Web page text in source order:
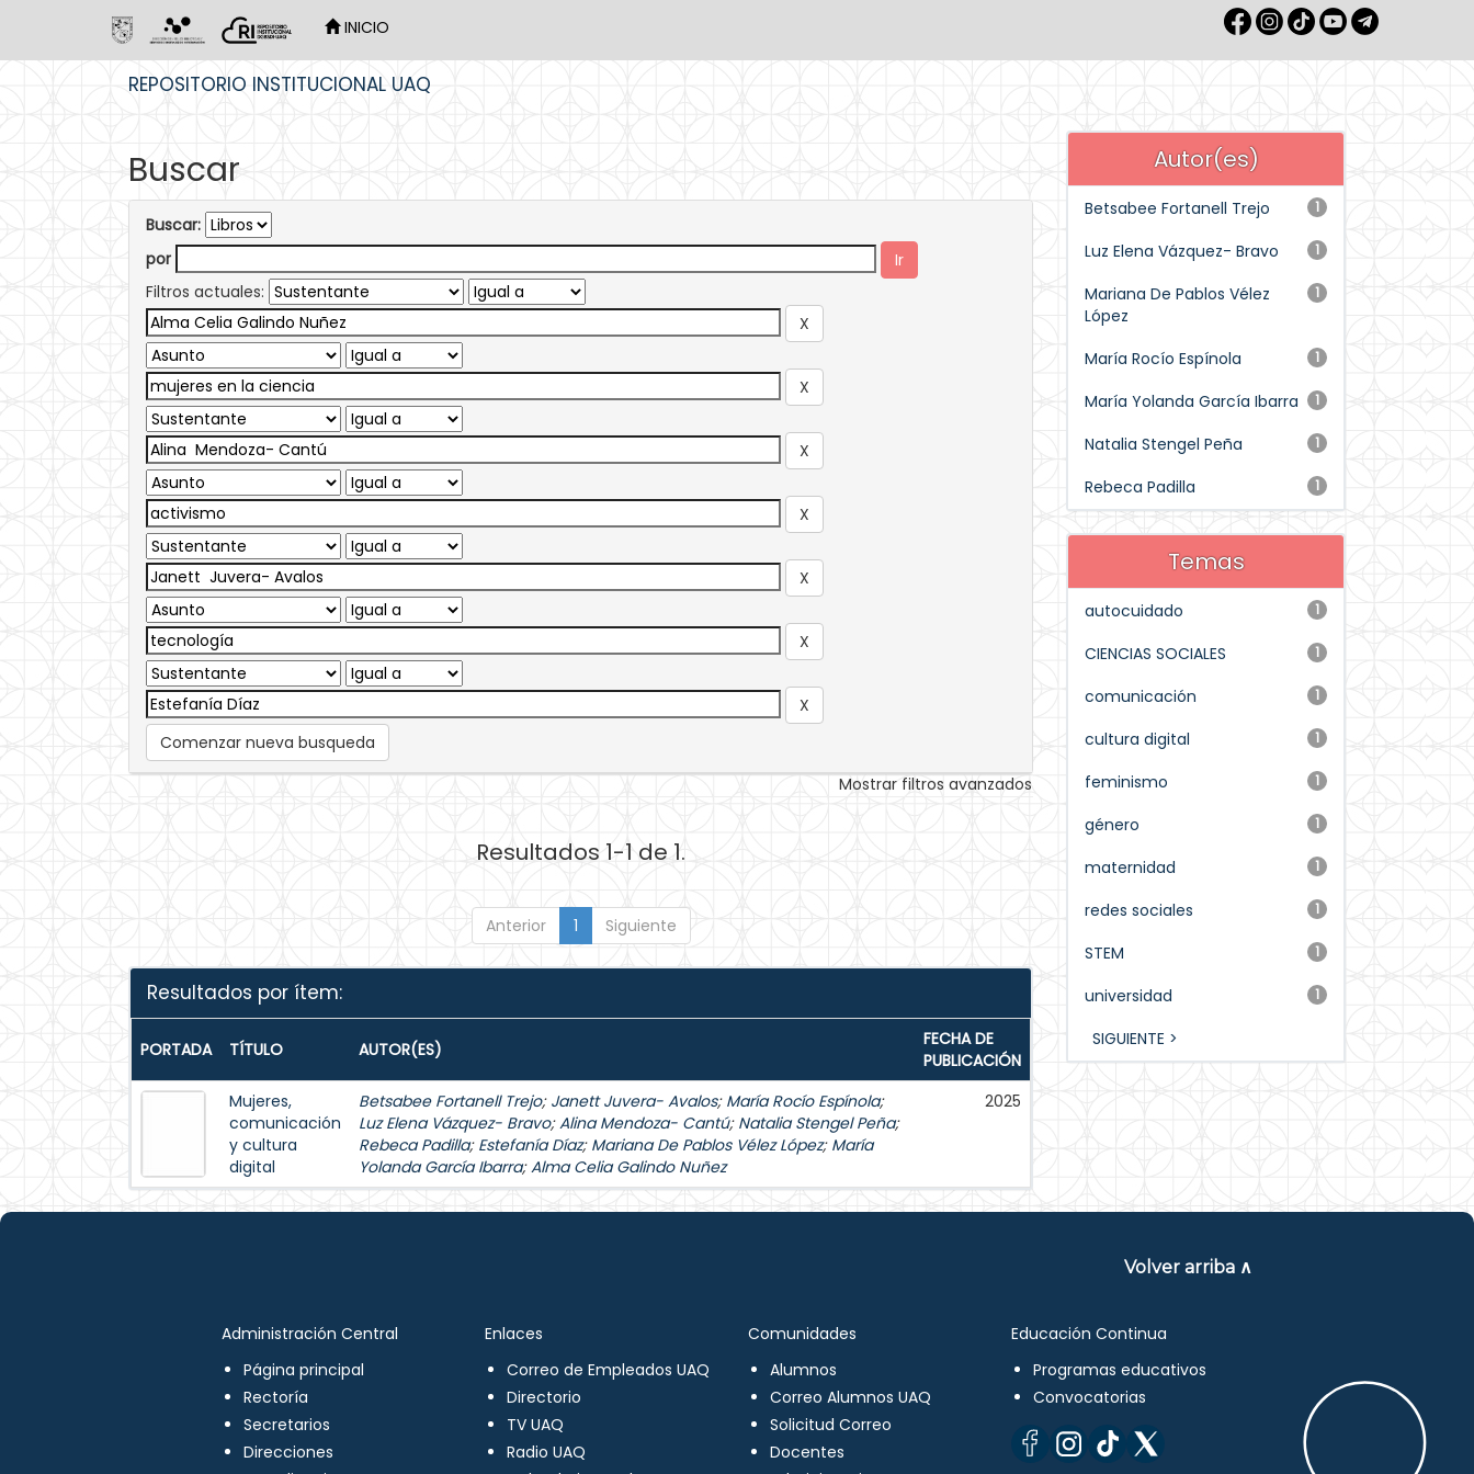
INICIO
REPOSITORIO INSTITUCIONAL UAQ
Buscar
Buscar:
por
Filtros actuales:
Comenzar nueva busqueda
Mostrar filtros avanzados
Resultados 1-1 de 1.
Anterior 1 Siguiente
Resultados por ítem:
PORTADA TÍTULO AUTOR(ES)
FECHA DE
PUBLICACIÓN
Mujeres,
comunicación
y cultura
digital
Betsabee Fortanell Trejo; Janett Juvera- Avalos; María Rocío Espínola;
Luz Elena Vázquez- Bravo;Alina Mendoza- Cantú; Natalia Stengel Peña;
Rebeca Padilla; Estefanía Díaz; Mariana De Pablos Vélez López; María
Yolanda García Ibarra;Alma Celia Galindo Nuñez
2025
Autor(es)
1
Betsabee Fortanell Trejo
1
Luz Elena Vázquez- Bravo
1
Mariana De Pablos Vélez
López
1
María Rocío Espínola
1
María Yolanda García Ibarra
1
Natalia Stengel Peña
1
Rebeca Padilla
Temas
1
autocuidado
1
CIENCIAS SOCIALES
1
comunicación
1
cultura digital
1
feminismo
1
género
1
maternidad
1
redes sociales
1
STEM
1
universidad
SIGUIENTE >
Volver arriba ∧
Administración Central
Página principal
Rectoría
Secretarios
Direcciones
Enlaces
Correo de Empleados UAQ
Directorio
TV UAQ
Radio UAQ
Comunidades
Alumnos
Correo Alumnos UAQ
Solicitud Correo
Docentes
Educación Continua
Programas educativos
Convocatorias